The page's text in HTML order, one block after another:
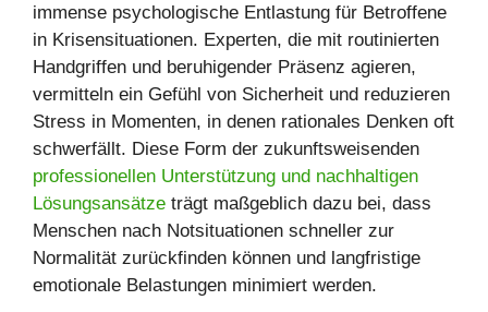
immense psychologische Entlastung für Betroffene
in Krisensituationen. Experten, die mit routinierten
Handgriffen und beruhigender Präsenz agieren,
vermitteln ein Gefühl von Sicherheit und reduzieren
Stress in Momenten, in denen rationales Denken oft
schwerfällt. Diese Form der zukunftsweisenden
professionellen Unterstützung und nachhaltigen
Lösungsansätze trägt maßgeblich dazu bei, dass
Menschen nach Notsituationen schneller zur
Normalität zurückfinden können und langfristige
emotionale Belastungen minimiert werden.